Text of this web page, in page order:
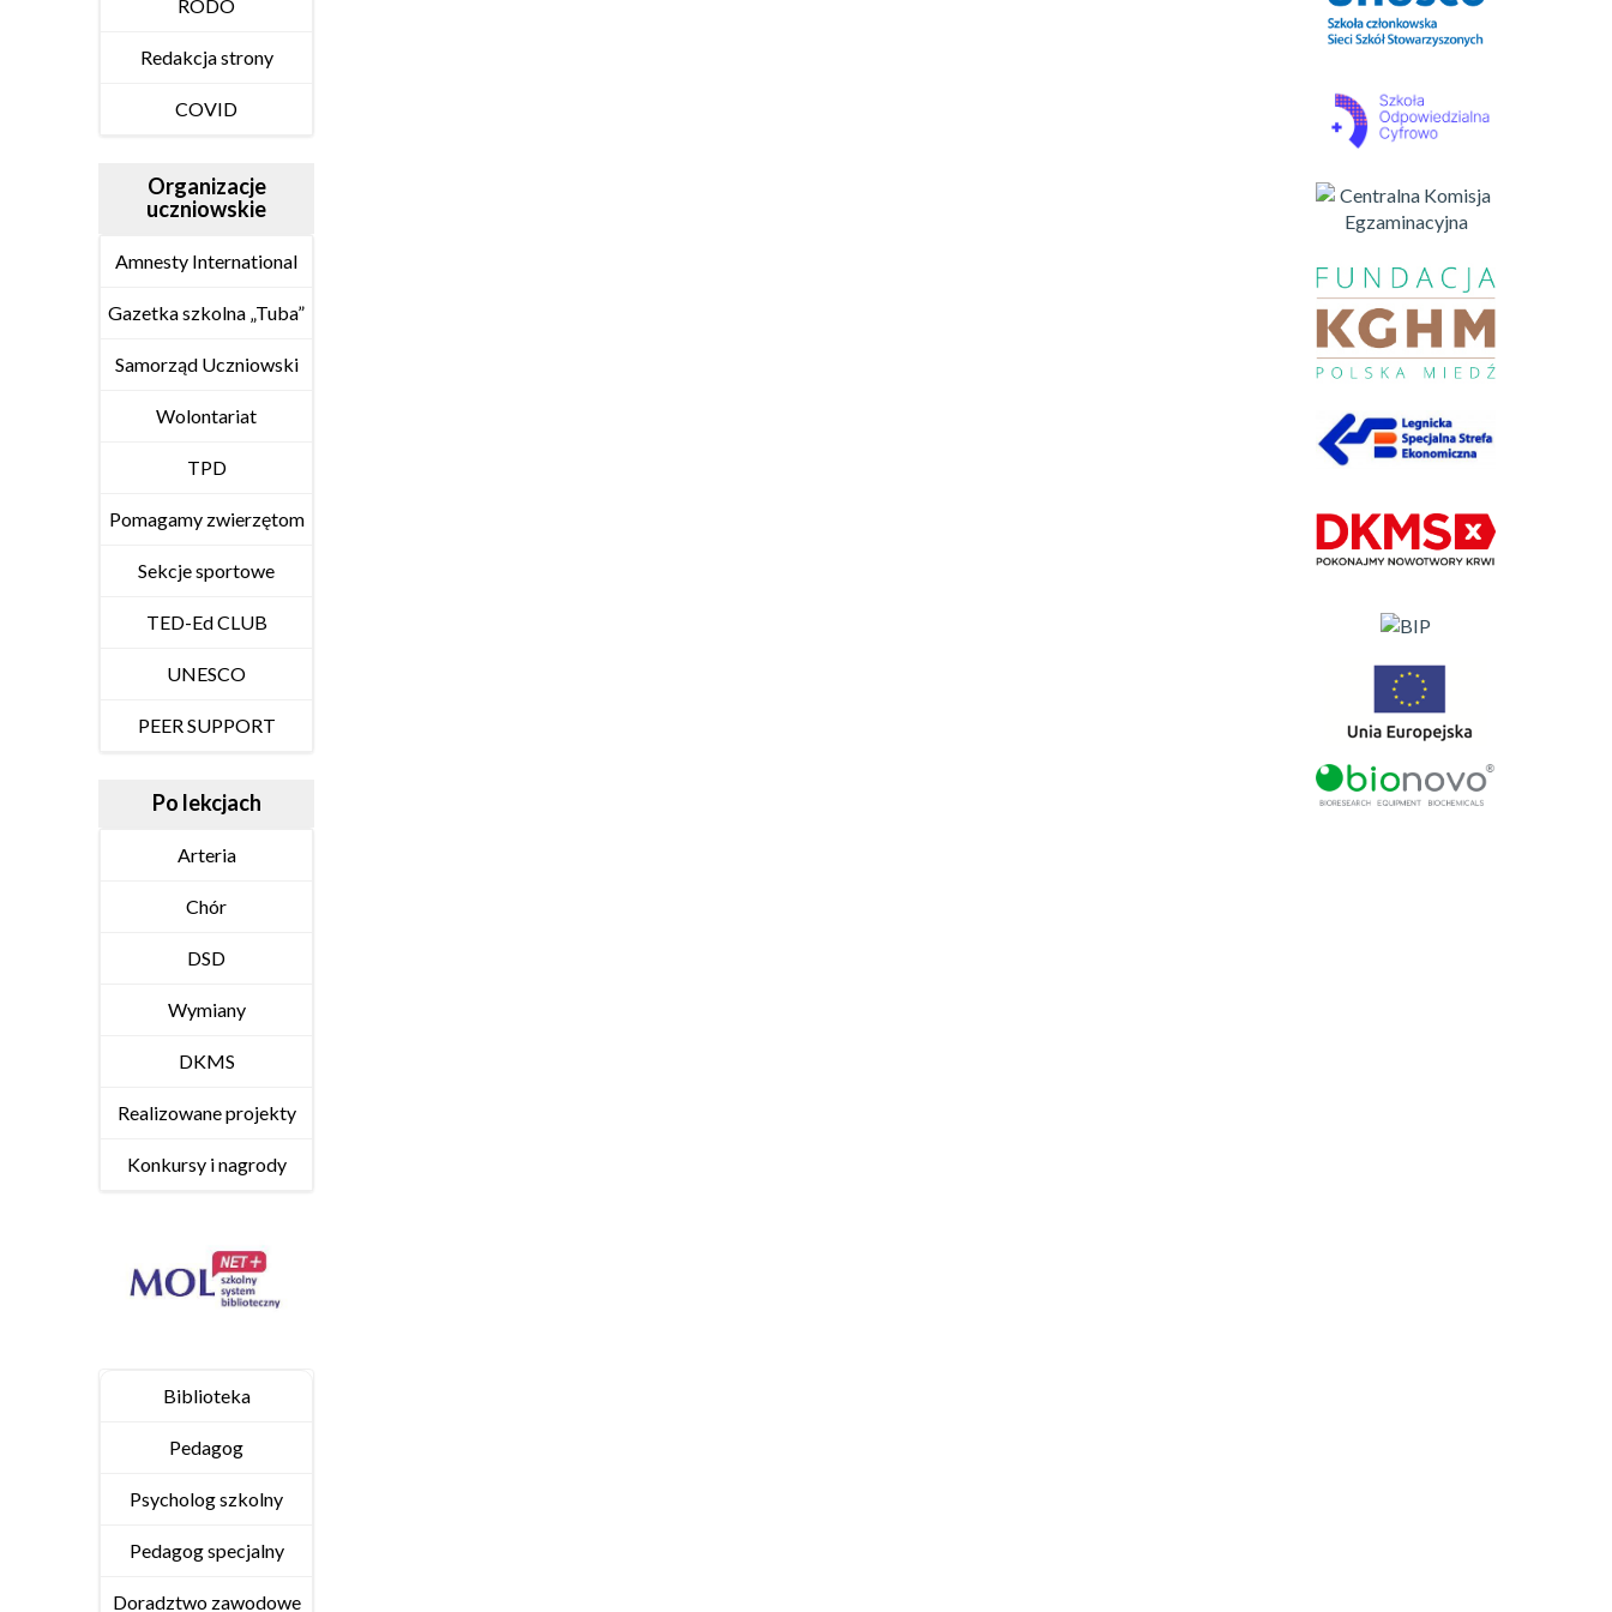
RODO
Redakcja strony
COVID
Organizacje
uczniowskie
Amnesty International
Gazetka szkolna „Tuba”
Samorząd Uczniowski
Wolontariat
TPD
Pomagamy zwierzętom
Sekcje sportowe
TED-Ed CLUB
UNESCO
PEER SUPPORT
Po lekcjach
Arteria
Chór
DSD
Wymiany
DKMS
Realizowane projekty
Konkursy i nagrody
Biblioteka
Pedagog
Psycholog szkolny
Pedagog specjalny
Doradztwo zawodowe